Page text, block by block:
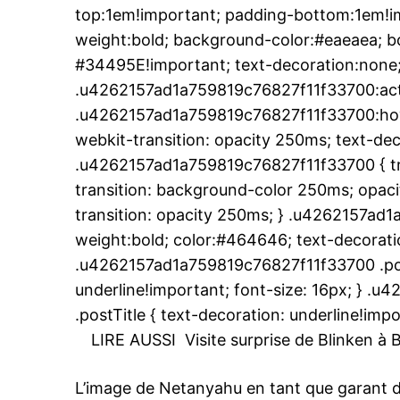
S'ABONNER
Related
Israël : La formation du
feuilleton interminable
Le Premier ministre Benjamin
son ex-rival Benny Gantz n’ont
et d’urgence», en pleine crise du
coronavirus, à l’issue jeudi de
ultimatum pour tenter de mettre
la plus longue crise politique de
d’Israël. Après 16 mois…
16 April 2020
In "Abraham Accords"
top:1em!important; padding-
weight:bold; background-color:#eaeaea;
#34495E!important; text-
webkit-transition: opacity 250ms; text-
.u4262157ad1a759819c76827f11f33700
transition: background-color 250ms;
transition: opacity 250ms; }
weight:bold; color:#464646; text-
.u4262157ad1a759819c76827f11f33700
underline!important; font-size: 16px; }
.postTitle { text-decoration:
LIRE AUSSI Visite surprise de Blinken à
L’image de Netanyahu en tant que garant